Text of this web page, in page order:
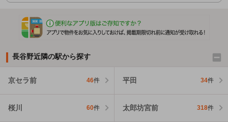
長谷野近隣の駅から探す
京セラ前 46件 平田 34件
桜川 60件 太郎坊宮前 318件